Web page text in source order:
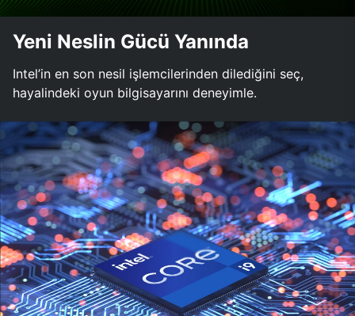
Yeni Neslin Gücü Yanında
Intel’in en son nesil işlemcilerinden dilediğini seç,
hayalindeki oyun bilgisayarını deneyimle.